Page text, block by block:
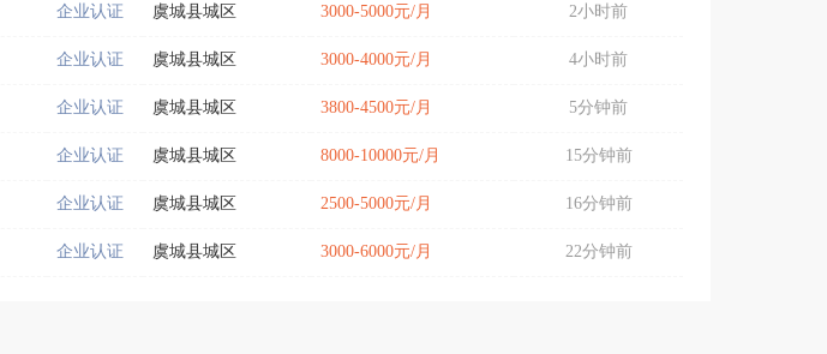
企业认证 虞城县城区 3000-5000元/月 2小时前
企业认证 虞城县城区 3000-4000元/月 4小时前
企业认证 虞城县城区 3800-4500元/月 5分钟前
企业认证 虞城县城区 8000-10000元/月 15分钟前
企业认证 虞城县城区 2500-5000元/月 16分钟前
企业认证 虞城县城区 3000-6000元/月 22分钟前